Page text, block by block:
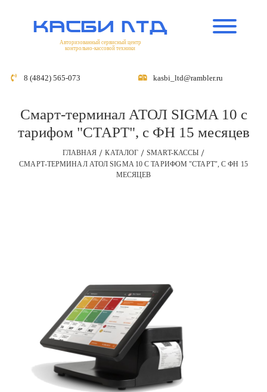
касби лтд
Авторизованный сервисный центр
контрольно-кассовой техники
8 (4842) 565-073 kasbi_ltd@rambler.ru
Смарт-терминал АТОЛ SIGMA 10 с
тарифом "СТАРТ", с ФН 15 месяцев
ГЛАВНАЯ КАТАЛОГ
SMART-КАССЫ
СМАРТ-ТЕРМИНАЛ АТОЛ SIGMA 10 С ТАРИФОМ "СТАРТ", С ФН 15
МЕСЯЦЕВ